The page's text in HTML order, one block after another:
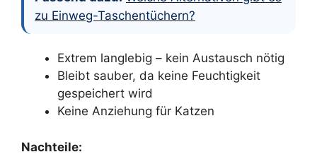
zu Einweg-Taschentüchern?
Extrem langlebig – kein Austausch nötig
Bleibt sauber, da keine Feuchtigkeit
gespeichert wird
Keine Anziehung für Katzen
Nachteile: